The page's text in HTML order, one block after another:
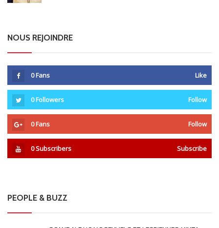
NOUS REJOINDRE
0Fans Like
0Followers Follow
0Fans Follow
0Subscribers Subscribe
PEOPLE & BUZZ